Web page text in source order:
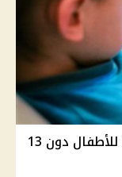
البرلمان يناقش حظر السوشيال ميديا للأطفال دون 13